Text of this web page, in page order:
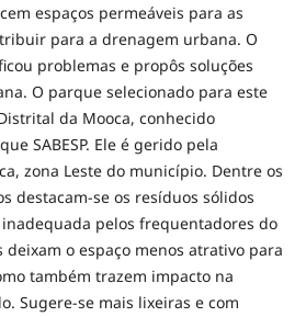
espaços permeáveis para as
para a drenagem urbana. O
problemas e propôs soluções
O parque selecionado para este
da Mooca, conhecido
SABESP. Ele é gerido pela
zona Leste do município. Dentre os
destacam-se os resíduos sólidos
pelos frequentadores do
deixam o espaço menos atrativo para
também trazem impacto na
Sugere-se mais lixeiras e com